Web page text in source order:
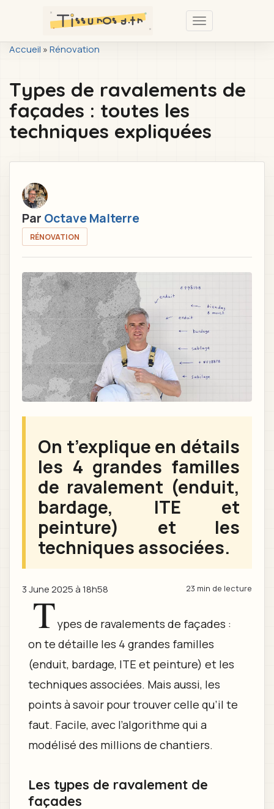
principal
Toggle
You
here
Accueil »Rénovation
Types de ravalements de
façades : toutes les
techniques expliquées
Par Octave Malterre
RÉNOVATION
On t’explique en détails
les 4 grandes familles
de ravalement (enduit,
bardage, ITE et
peinture) et les
techniques associées.
3 June 2025 à 18h58 23 min de lecture
Types de ravalements de façades :
on te détaille les 4 grandes familles
(enduit, bardage, ITE et peinture) et les
techniques associées. Mais aussi, les
points à savoir pour trouver celle qu’il te
faut. Facile, avec l’algorithme qui a
modélisé des millions de chantiers.
Les types de ravalement de
façades